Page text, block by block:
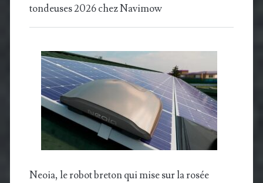
tondeuses 2026 chez Navimow
Neoia, le robot breton qui mise sur la rosée